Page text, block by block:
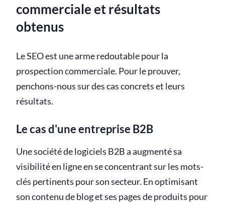
commerciale et résultats
obtenus
Le SEO est une arme redoutable pour la
prospection commerciale. Pour le prouver,
penchons-nous sur des cas concrets et leurs
résultats.
Le cas d'une entreprise B2B
Une société de logiciels B2B a augmenté sa
visibilité en ligne en se concentrant sur les mots-
clés pertinents pour son secteur. En optimisant
son contenu de blog et ses pages de produits pour